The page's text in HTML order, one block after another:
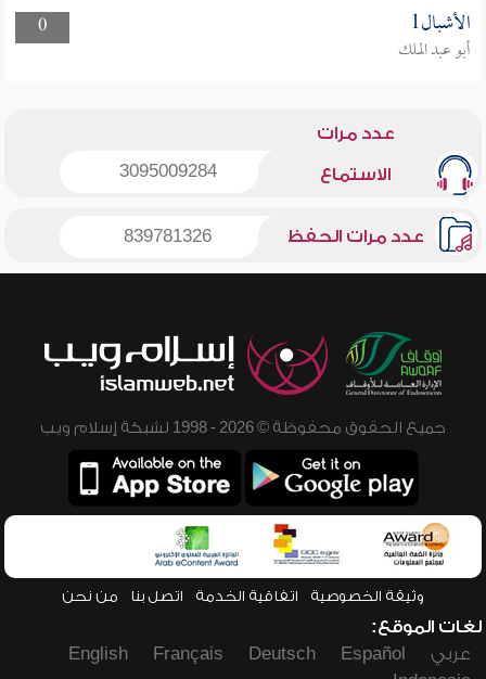
0
الأشبال1
أبو عبد الملك
عدد مرات
الاستماع 3095009284
عدد مرات الحفظ 839781326
جميع الحقوق محفوظة © 2026 - 1998 لشبكة إسلام ويب
وثيقة الخصوصية اتفاقية الخدمة اتصل بنا من نحن
لغات الموقع:
عربي
Español
Deutsch
Français
English